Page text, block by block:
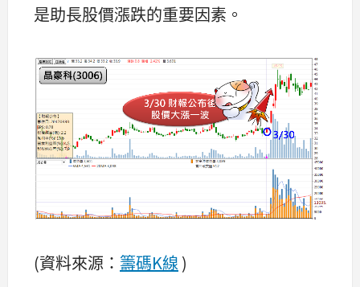
是助長股價漲跌的重要因素。
(資料來源： 籌碼K線 )